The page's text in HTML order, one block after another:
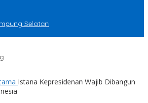
Selatan
Istana Kepresidenan Wajib Dibangun